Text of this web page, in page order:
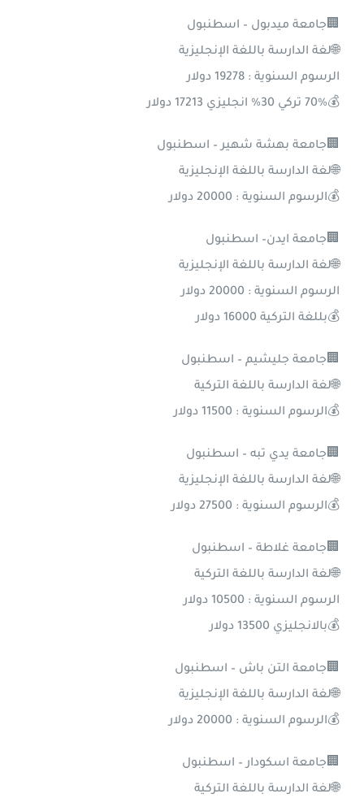
🏢جامعة ميدبول – اسطنبول
🌐لغة الدارسة باللغة الإنجليزية
الرسوم السنوية : 19278 دولار
💰70% تركي 30% انجليزي 17213 دولار
🏢جامعة بهشة شهير – اسطنبول
🌐لغة الدارسة باللغة الإنجليزية
💰الرسوم السنوية : 20000 دولار
🏢جامعة ايدن– اسطنبول
🌐لغة الدارسة باللغة الإنجليزية
الرسوم السنوية : 20000 دولار
💰بللغة التركية 16000 دولار
🏢جامعة جليشيم – اسطنبول
🌐لغة الدارسة باللغة التركية
💰الرسوم السنوية : 11500 دولار
🏢جامعة يدي تبه – اسطنبول
🌐لغة الدارسة باللغة الإنجليزية
💰الرسوم السنوية : 27500 دولار
🏢جامعة غلاطة – اسطنبول
🌐لغة الدارسة باللغة التركية
الرسوم السنوية : 10500 دولار
💰بالانجليزي 13500 دولار
🏢جامعة التن باش – اسطنبول
🌐لغة الدارسة باللغة الإنجليزية
💰الرسوم السنوية : 20000 دولار
🏢جامعة اسكودار – اسطنبول
🌐لغة الدارسة باللغة التركية